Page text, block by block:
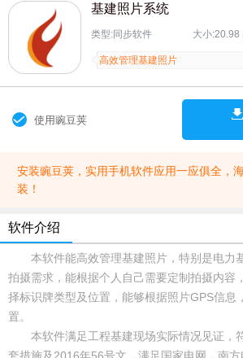
基建照片系统
类型:同步软件 大小:20.98
高效管理基建照片
使用豌豆荚
安装豌豆荚，实用手机软件应用一应俱全，
装！
软件介绍
本软件能高效管理基建照片，特别是电力
拍摄需求，能根据个人自己需要定制拍摄内容
择标识牌类型及位置，能够根据照片GPS信息
置。
本软件满足工程基建现场实际情况见证，
套措施及2016年56号文，满足国家电网，南